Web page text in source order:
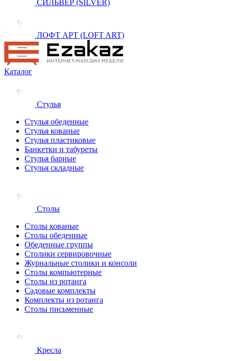
СИЛЬВЕР (SILVER)
ЛОФТ АРТ (LOFT ART)
Каталог
Стулья
Стулья обеденные
Стулья кованые
Стулья пластиковые
Банкетки и табуреты
Стулья барные
Стулья складные
Столы
Столы кованые
Столы обеденные
Обеденные группы
Столики сервировочные
Журнальные столики и консоли
Столы компьютерные
Столы из ротанга
Садовые комплекты
Комплекты из ротанга
Столы письменные
Кресла